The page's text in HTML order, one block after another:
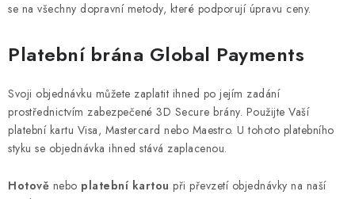
se na všechny dopravní metody, které podporují úpravu ceny.
Platební brána Global Payments
Svoji objednávku můžete zaplatit ihned po jejím zadání
prostřednictvím zabezpečené 3D Secure brány. Použijte Vaší
platební kartu Visa, Mastercard nebo Maestro. U tohoto platebního
styku se objednávka ihned stává zaplacenou.
Hotově nebo platební kartou při převzetí objednávky na naší